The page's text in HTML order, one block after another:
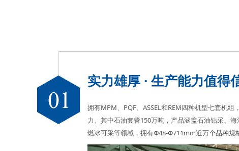
实力雄厚 · 生产能力值得
拥有MPM、PQF、ASSEL和REM四种机型七套机
力、其中石油套管150万吨，产品涵盖石油钻采、
燃冰可采等领域，拥有Φ48-Φ711mm近万个品种规